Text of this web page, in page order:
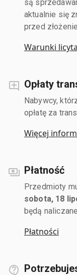
są
aktualnie się
przed
Warunki
Opłaty
Nabywcy,
opłatę za
Więcej
Płatność
Przedmioty
sobota, 18
będą
Płatności